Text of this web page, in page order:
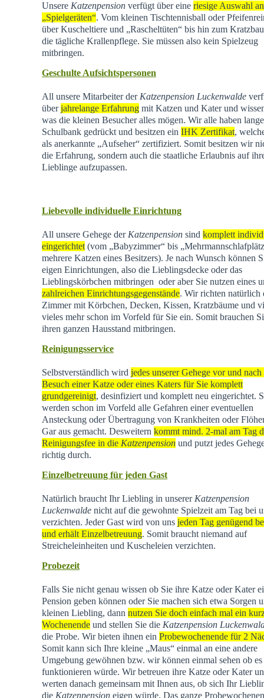
Unsere Katzenpensionverfügt über eine riesige Auswahl an
„Spielgeräten“. Vom kleinen Tischtennisball oder
über Kuscheltiere und „Rascheltüten“ bis hin zum
die tägliche Krallenpflege. Sie müssen also kein Spielzeug
mitbringen.
Geschulte Aufsichtspersonen
All unsere Mitarbeiter der Katzenpension Luckenwalde
überjahrelange Erfahrungmit Katzen und Kater und
was die kleinen Besucher alles mögen. Wir alle haben
Schulbank gedrückt und besitzen ein IHK Zertifikat,
als anerkannte „Aufseher“ zertifiziert. Somit besitzen wir
die Erfahrung, sondern auch die staatliche Erlaubnis auf
Lieblinge aufzupassen.
Liebevolle individuelle Einrichtung
All unsere Gehege der Katzenpensionsind komplett
eingerichtet(vom „Babyzimmer“ bis
mehrere Katzen eines Besitzers). Je nach Wunsch können
eigen Einrichtungen, also die Lieblingsdecke oder das
Lieblingskörbchen mitbringen oder aber Sie nutzen eines
zahlreichen Einrichtungsgegenstände. Wir richten natürlich
Zimmer mit Körbchen, Decken, Kissen, Kratzbäume und
vieles mehr schon im Vorfeld für Sie ein. Somit brauchen
ihren ganzen Hausstand mitbringen.
Reinigungsservice
Selbstverständlich wird jedes unserer Gehege vor und nach
Besuch einer Katze oder eines Katers für Sie komplett
grundgereinigt, desinfiziert und komplett neu eingerichtet.
werden schon im Vorfeld alle Gefahren einer eventuellen
Ansteckung oder Übertragung von Krankheiten oder
Gar aus gemacht. Desweitern kommt mind. 2-mal am Tag
Reinigungsfee in die Katzenpensionund putzt jedes
richtig durch.
Einzelbetreuung für jeden Gast
Natürlich braucht Ihr Liebling in unserer Katzenpension
Luckenwaldenicht auf die gewohnte Spielzeit am Tag bei
verzichten. Jeder Gast wird von uns jeden Tag genügend
und erhält Einzelbetreuung. Somit braucht niemand auf
Streicheleinheiten und Kuscheleien verzichten.
Probezeit
Falls Sie nicht genau wissen ob Sie ihre Katze oder Kater
Pension geben können oder Sie machen sich etwa Sorgen
kleinen Liebling, dann nutzen Sie doch einfach mal ein
Wochenendeund stellen Sie die Katzenpension
die Probe. Wir bieten ihnen ein Probewochenende für 2
Somit kann sich Ihre kleine „Maus“ einmal an eine andere
Umgebung gewöhnen bzw. wir können einmal sehen ob es
funktionieren würde. Wir betreuen ihre Katze oder Kater
werten danach gemeinsam mit Ihnen aus, ob sich Ihr
die Katzenpensioneigen würde. Das ganze